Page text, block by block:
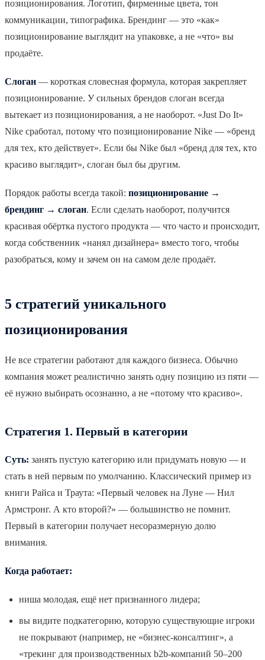
позиционирования. Логотип, фирменные цвета, тон
коммуникации, типографика. Брендинг — это «как»
позиционирование выглядит на упаковке, а не «что» вы
продаёте.
Слоган — короткая словесная формула, которая закрепляет
позиционирование. У сильных брендов слоган всегда
вытекает из позиционирования, а не наоборот. «Just Do It»
Nike сработал, потому что позиционирование Nike — «бренд
для тех, кто действует». Если бы Nike был «бренд для тех, кто
красиво выглядит», слоган был бы другим.
Порядок работы всегда такой: позиционирование →
брендинг → слоган. Если сделать наоборот, получится
красивая обёртка пустого продукта — что часто и происходит,
когда собственник «нанял дизайнера» вместо того, чтобы
разобраться, кому и зачем он на самом деле продаёт.
5 стратегий уникального
позиционирования
Не все стратегии работают для каждого бизнеса. Обычно
компания может реалистично занять одну позицию из пяти —
её нужно выбирать осознанно, а не «потому что красиво».
Стратегия 1. Первый в категории
Суть: занять пустую категорию или придумать новую — и
стать в ней первым по умолчанию. Классический пример из
книги Райса и Траута: «Первый человек на Луне — Нил
Армстронг. А кто второй?» — большинство не помнит.
Первый в категории получает несоразмерную долю
внимания.
Когда работает:
ниша молодая, ещё нет признанного лидера;
вы видите подкатегорию, которую существующие игроки
не покрывают (например, не «бизнес-консалтинг», а
«трекинг для производственных b2b-компаний 50–200